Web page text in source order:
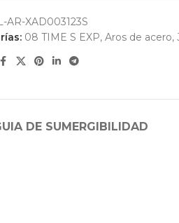
AR-XAD003123S
08 TIME S EXP, Aros de acero,
DE SUMERGIBILIDAD